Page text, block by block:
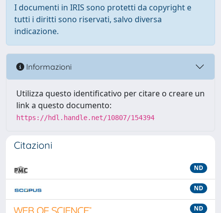
I documenti in IRIS sono protetti da copyright e
tutti i diritti sono riservati, salvo diversa
indicazione.
Informazioni
Utilizza questo identificativo per citare o creare un
link a questo documento:
https://hdl.handle.net/10807/154394
Citazioni
ND
ND
ND